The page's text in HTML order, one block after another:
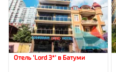
Отель 'Lord 3*' в Батуми